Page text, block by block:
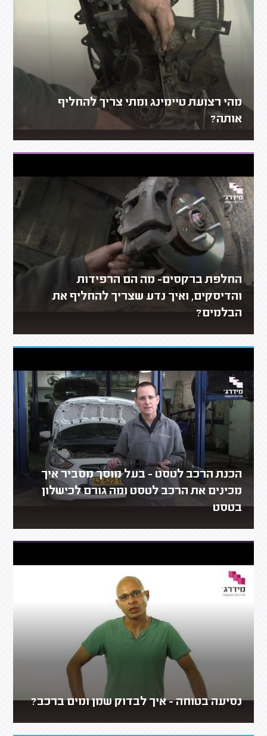
מהי רצועת טיימינג ומתי צריך להחליף
אותה?
החלפת ברקסים- מה הם הרפידות
והדיסקים, ואיך נדע שצריך להחליף את
הבלמים?
הכנת הרכב לטסט - בעל מוסך מסביר איך
מכינים את הרכב לטסט ומה גורם לכישלון
בטסט
נסיעה בטוחה - איך לבדוק שמן ומים ברכב?